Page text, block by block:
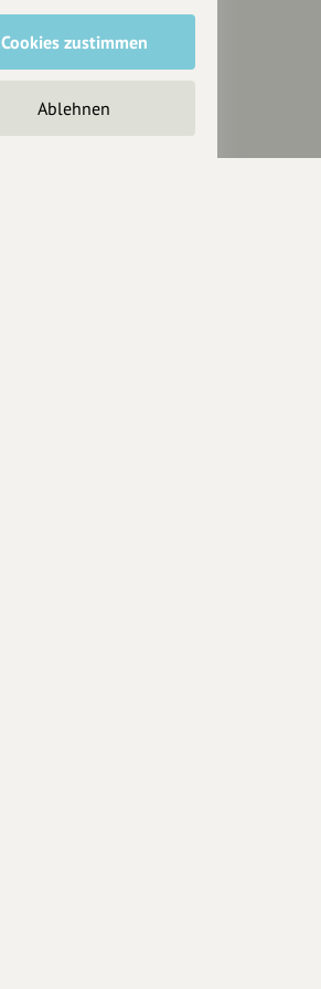
Unterstütze
unsere Plattform
Cookies zustimmen
Ablehnen